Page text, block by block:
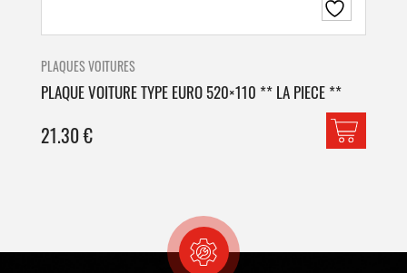
PLAQUES VOITURES
PLAQUE VOITURE TYPE EURO 520×110 ** LA PIECE **
21.30€